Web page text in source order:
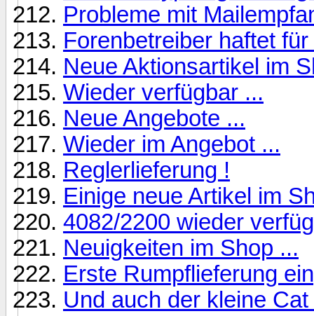
Probleme mit
Forenbetreiber haftet
Neue Aktionsartikel im
Wieder verfügbar ...
Neue Angebote ...
Wieder im Angebot ...
Reglerlieferung !
Einige neue Artikel im
4082/2200 wieder
Neuigkeiten im Shop ...
Erste Rumpflieferung
Und auch der kleine